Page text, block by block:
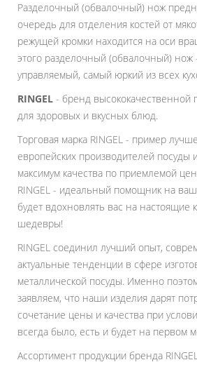
Разделочный (обвалочный) нож
очередь для отделения костей от
режущей кромки находится на оси
этого разделочный (обвалочный) нож
управляемый, самый юркий из всех
RINGEL - бренд высококачественной
для здоровых и вкусных блюд.
Торговая марка RINGEL - пример
европейских производителей посуды
максимум качества по приемлемой
RINGEL - идеальный помощник на
будет вдохновлять вас на настоящие
шедевры!
RINGEL соединил лучший опыт,
актуальные тенденции в сфере
металлической посуды. Именно
заявляем, что наши изделия дарят
сочетание цены и качества при
всегда было, есть и будет на первом
Ассортимент продукции бренда